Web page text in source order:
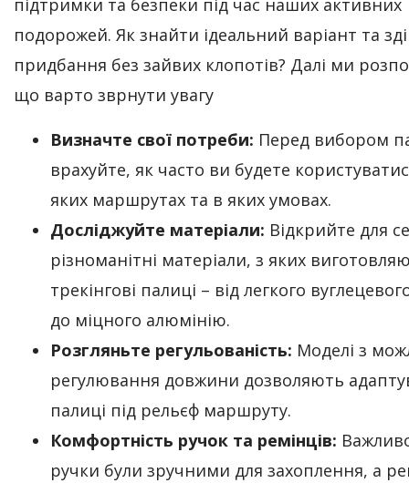
підтримки та безпеки під час наших активних
подорожей. Як знайти ідеальний варіант та
придбання без зайвих клопотів? Далі ми
що варто зврнути увагу
Визначте свої потреби: Перед вибором
врахуйте, як часто ви будете
яких маршрутах та в яких умовах.
Досліджуйте матеріали: Відкрийте для
різноманітні матеріали, з яких
трекінгові палиці – від легкого
до міцного алюмінію.
Розгляньте регульованість: Моделі з
регулювання довжини дозволяють
палиці під рельєф маршруту.
Комфортність ручок та ремінців:
ручки були зручними для захоплення, а